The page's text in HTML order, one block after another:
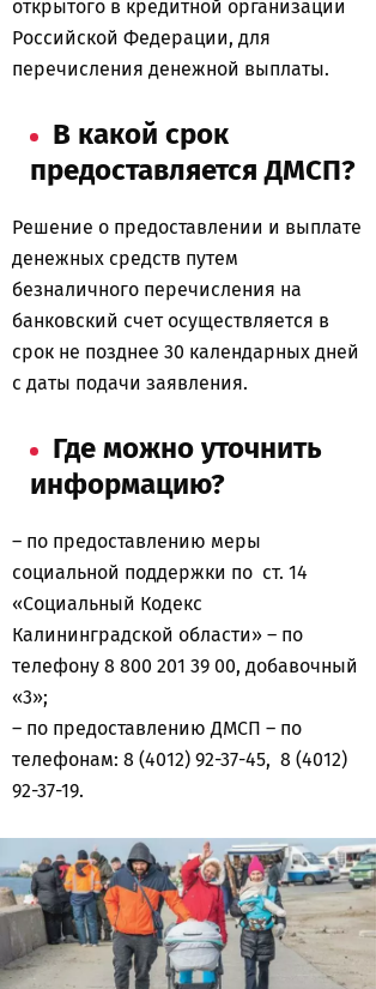
открытого в кредитной организации
Российской Федерации, для
перечисления денежной выплаты.
В какой срок
предоставляется ДМСП?
Решение о предоставлении и выплате
денежных средств путем
безналичного перечисления на
банковский счет осуществляется в
срок не позднее 30 календарных дней
с даты подачи заявления.
Где можно уточнить
информацию?
– по предоставлению меры
социальной поддержки по ст. 14
«Социальный Кодекс
Калининградской области» – по
телефону 8 800 201 39 00, добавочный
«3»;
– по предоставлению ДМСП – по
телефонам: 8 (4012) 92-37-45, 8 (4012)
92-37-19.